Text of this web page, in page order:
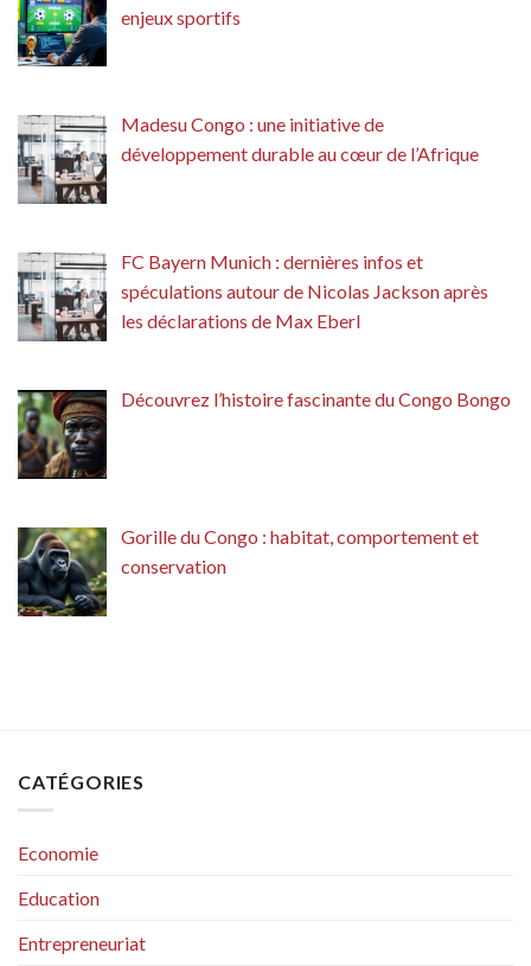
enjeux sportifs
Madesu Congo : une initiative de
développement durable au cœur de l’Afrique
FC Bayern Munich : dernières infos et
spéculations autour de Nicolas Jackson après
les déclarations de Max Eberl
Découvrez l’histoire fascinante du Congo Bongo
Gorille du Congo : habitat, comportement et
conservation
CATÉGORIES
Economie
Education
Entrepreneuriat